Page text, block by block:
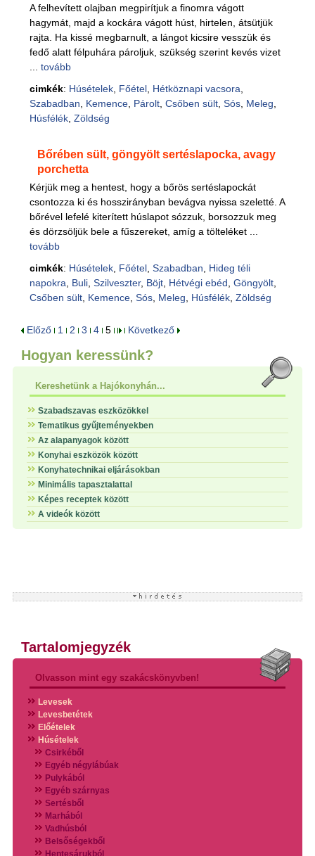
A felhevített olajban megpirítjuk a finomra vágott
hagymát, majd a kockára vágott húst, hirtelen, átsütjük
rajta. Ha kissé megbarnult, a lángot kicsire vesszük és
fedő alatt félpuhára pároljuk, szükség szerint kevés vizet
tovább
cimkék: Húsételek, Főétel, Hétköznapi vacsora
Szabadban
Kemence, Párolt, Csőben sült, Sós, Meleg
Húsfélék, Zöldség
Bőrében sült, göngyölt sertéslapocka, avagy
porchetta
Kérjük meg a hentest, hogy a bőrös sertéslapockát
csontozza ki és hosszirányban bevágva nyissa szeletté. A
bőrével lefelé kiterített húslapot sózzuk, borsozzuk meg
és dörzsöljük bele a fűszereket, amíg a tölteléket ...
tovább
cimkék: Húsételek, Főétel, Szabadban
Hideg téli
napokra
Buli, Szilveszter, Böjt, Hétvégi ebéd Göngyölt,
Csőben sült, Kemence, Sós, Meleg Húsfélék, Zöldség
Előző 1 2 3 4 5 Következő
Hogyan keressünk?
Kereshetünk a Hajókonyhán...
Szabadszavas eszközökkel
Tematikus gyűjteményekben
Az alapanyagok között
Konyhai eszközök között
Konyhatechnikai eljárásokban
Minimális tapasztalattal
Képes receptek között
A videók között
Tartalomjegyzék
Olvasson mint egy szakácskönyvben!
Levesek
Levesbetétek
Előételek
Húsételek
Csirkéből
Egyéb négylábúak
Pulykából
Egyéb szárnyas
Sertésből
Marhából
Vadhúsból
Belsőségekből
Hentesárukból